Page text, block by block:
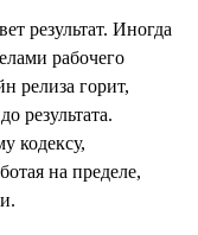
результат. Иногда
рабочего
релиза горит,
результата.
кодексу,
на пределе,